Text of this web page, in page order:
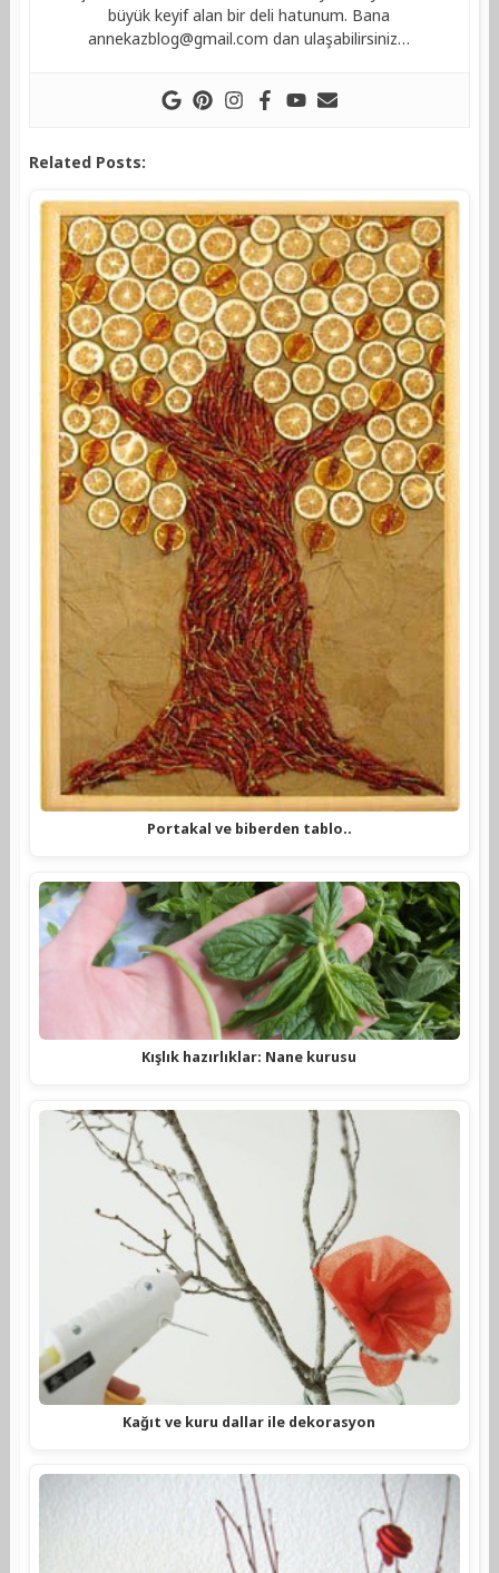
büyük keyif alan bir deli hatunum. Bana
annekazblog@gmail.com dan ulaşabilirsiniz…
Related Posts:
Portakal ve biberden tablo..
Kışlık hazırlıklar: Nane kurusu
Kağıt ve kuru dallar ile dekorasyon